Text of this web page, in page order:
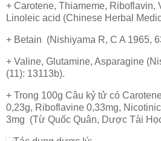
+ Carotene, Thiameme, Riboflavin,
Linoleic acid (Chinese Herbal
+ Betain (Nishiyama R, C A 1965,
+ Valine, Glutamine, Asparagine
(11): 13113b).
+ Trong 100g Câu kỷ tử có
0,23g, Riboflavine 0,33mg,
3mg (Từ Quốc Quân, Dược Tài